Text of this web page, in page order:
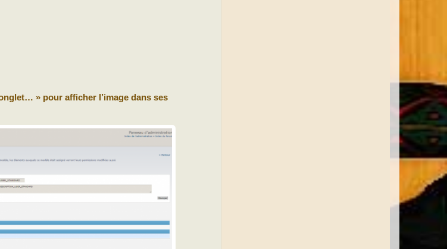
» pour afficher l’image dans ses